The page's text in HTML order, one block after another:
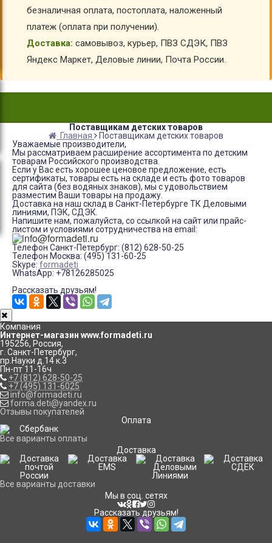
безналичная оплата, постоплата, наложенный
платеж (оплата при получении).
Доставка: самовывоз, курьер, ПВЗ СДЭК, ПВЗ
Яндекс Маркет, Деловые линии, Почта России.
Поставщикам детских товаров
Главная
Поставщикам детских товаров
Уважаемые производители,
Мы рассматриваем расширение ассортимента по детским
товарам Российского производства.
Если у Вас есть хорошее ценовое предложение, есть
сертификаты, товары есть на складе и есть фото товаров
для сайта (без водяных знаков), мы с удовольствием
разместим Ваши товары на продажу.
Доставка на наш склад в Санкт-Петербурге ТК Деловыми
линиями, ПЭК, СДЭК.
Напишите нам, пожалуйста, со ссылкой на сайт или прайс-
листом и условиями сотрудничества на email:
Телефон Санкт-Петербург: (812) 628-50-25
Телефон Москва: (495) 131-60-25
Skype: formadeti
WhatsApp: +78126285025
Рассказать друзьям!
Компания
Интернет-магазин www.formadeti.ru
195256, Россия,
г. Санкт-Петербург,
пр.Науки д.14 к.3
Пн-пт 11-16ч
+7 (812) 628-50-25
+7 (495) 131-6025
info@formadeti.ru
forma.deti@yandex.ru
Отзывы покупателей
Оплата
Все варианты оплаты
Доставка
Все варианты доставки
Мы в соц. сетях
Рассказать друзьям!